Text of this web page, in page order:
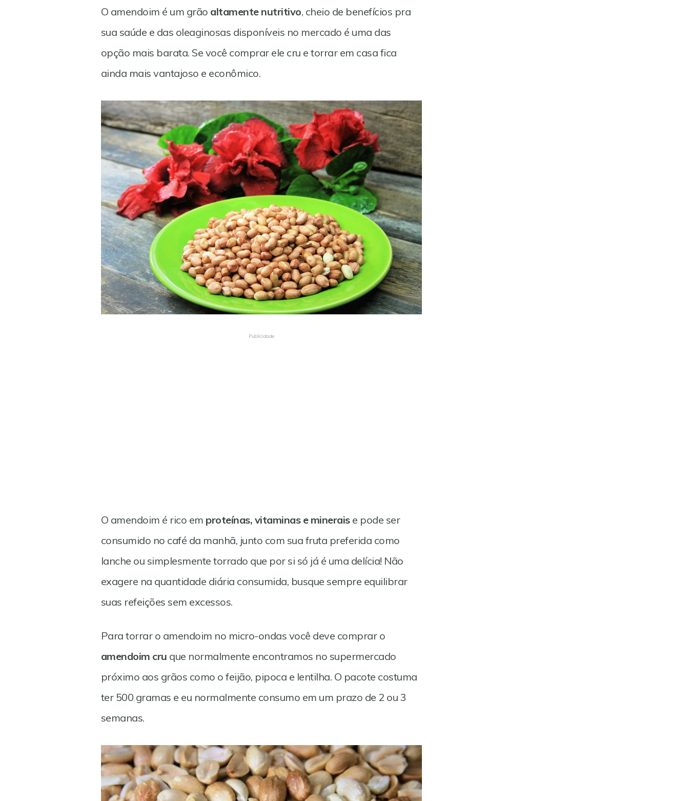
O amendoim é um grão altamente nutritivo, cheio de benefícios pra
sua saúde e das oleaginosas disponíveis no mercado é uma das
opção mais barata. Se você comprar ele cru e torrar em casa fica
ainda mais vantajoso e econômico.
Publicidade
O amendoim é rico em proteínas, vitaminas e mineraise pode ser
consumido no café da manhã, junto com sua fruta preferida como
lanche ou simplesmente torrado que por si só já é uma delícia! Não
exagere na quantidade diária consumida, busque sempre equilibrar
suas refeições sem excessos.
Para torrar o amendoim no micro-ondas você deve comprar o
amendoim cru que normalmente encontramos no supermercado
próximo aos grãos como o feijão, pipoca e lentilha. O pacote costuma
ter 500 gramas e eu normalmente consumo em um prazo de 2 ou 3
semanas.